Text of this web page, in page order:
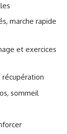
marche rapide
et exercices
récupération
sommeil